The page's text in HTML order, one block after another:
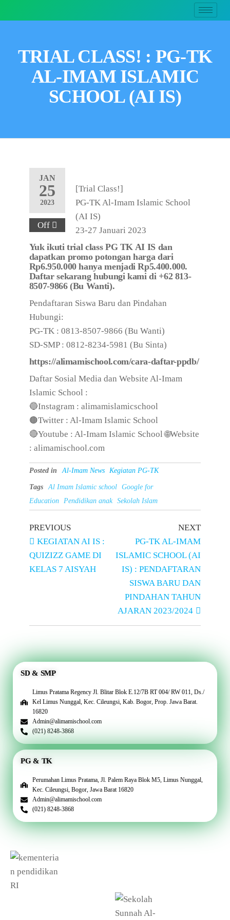
TRIAL CLASS! : PG-TK
AL-IMAM ISLAMIC
SCHOOL (AI IS)
JAN
25
2023
Off
[Trial Class!]
PG-TK Al-Imam Islamic School
(AI IS)
23-27 Januari 2023
Yuk ikuti trial class PG TK AI IS dan
dapatkan promo potongan harga dari
Rp6.950.000 hanya menjadi Rp5.400.000.
Daftar sekarang hubungi kami di +62 813-
8507-9866 (Bu Wanti).
Pendaftaran Siswa Baru dan Pindahan
Hubungi:
PG-TK : 0813-8507-9866 (Bu Wanti)
SD-SMP : 0812-8234-5981 (Bu Sinta)
https://alimamischool.com/cara-daftar-ppdb/
Daftar Sosial Media dan Website Al-Imam
Islamic School :
🔵Instagram : alimamislamicschool
🟤Twitter : Al-Imam Islamic School
🔴Youtube : Al-Imam Islamic School 🌐Website
: alimamischool.com
Posted in Al-Imam News Kegiatan PG-TK
Tags Al Imam Islamic school
Google for
Education
Pendidikan anak Sekolah Islam
PREVIOUS
KEGIATAN AI IS :
QUIZIZZ GAME DI
KELAS 7 AISYAH
NEXT
PG-TK AL-IMAM
ISLAMIC SCHOOL (AI
IS) : PENDAFTARAN
SISWA BARU DAN
PINDAHAN TAHUN
AJARAN 2023/2024
SD & SMP
Limus Pratama Regency Jl. Blitar Blok E.12/7B RT 004/ RW 011, Ds./
Kel Limus Nunggal, Kec. Cileungsi, Kab. Bogor, Prop. Jawa Barat.
16820
Admin@alimamischool.com
(021) 8248-3868
PG & TK
Perumahan Limus Pratama, Jl. Palem Raya Blok M5, Limus Nunggal,
Kec. Cileungsi, Bogor, Jawa Barat 16820
Admin@alimamischool.com
(021) 8248-3868